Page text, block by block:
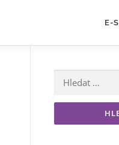
E-
Vyhledávání